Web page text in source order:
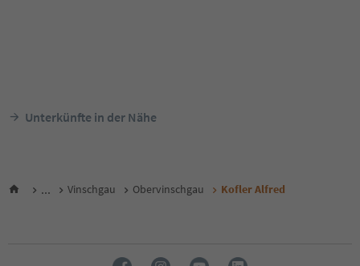
Unterkünfte in der Nähe
... Vinschgau Obervinschgau Kofler Alfred